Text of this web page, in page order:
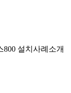
설치사례소개